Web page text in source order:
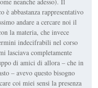
è abbastanza rappresentativo
andare a cercare noi il
la materia, che invece
indecifrabili nel corso
lasciava completamente
di amici di allora – che in
– avevo questo bisogno
coi miei sensi la presenza